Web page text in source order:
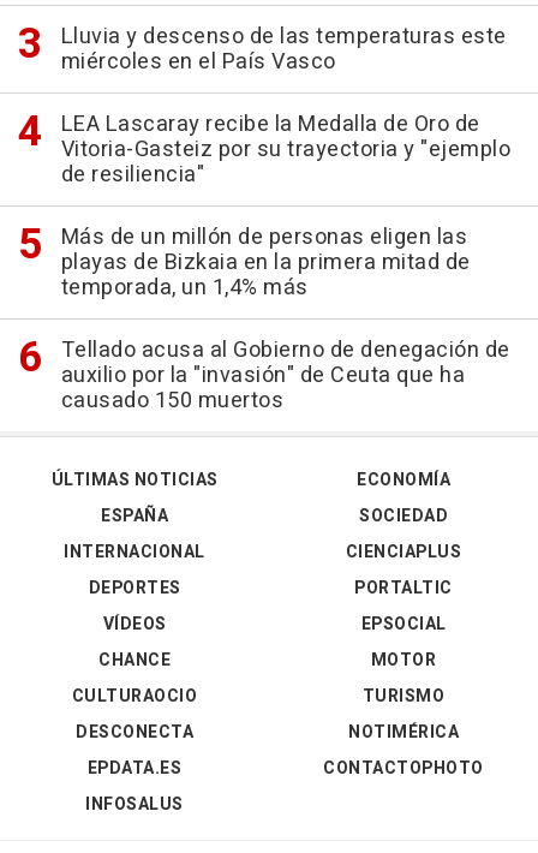
Lluvia y descenso de las temperaturas este
miércoles en el País Vasco
LEA Lascaray recibe la Medalla de Oro de
Vitoria-Gasteiz por su trayectoria y "ejemplo
de resiliencia"
Más de un millón de personas eligen las
playas de Bizkaia en la primera mitad de
temporada, un 1,4% más
Tellado acusa al Gobierno de denegación de
auxilio por la "invasión" de Ceuta que ha
causado 150 muertos
ÚLTIMAS NOTICIAS
ESPAÑA
INTERNACIONAL
DEPORTES
VÍDEOS
ECONOMÍA
SOCIEDAD
CIENCIAPLUS
PORTALTIC
EPSOCIAL
CHANCE
CULTURAOCIO
DESCONECTA
EPDATA.ES
INFOSALUS
MOTOR
TURISMO
NOTIMÉRICA
CONTACTOPHOTO